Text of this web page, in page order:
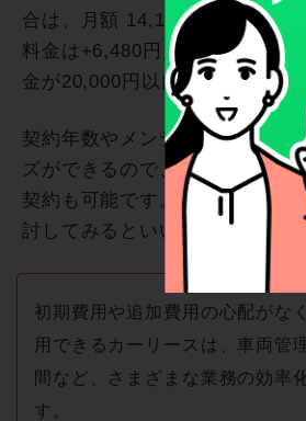
合は、月額 14,140円から。メ
料金は+6,480円／月となってお
金が20,000円以内に収まります
契約年数やメンテナンスプラン
ズができるので、事業計画に応
契約も可能です。事業用車両を
討してみるといいでしょう。
初期費用や追加費用の心配がな
用できるカーリースは、車両管
間など、さまざまな業務の効率
す。